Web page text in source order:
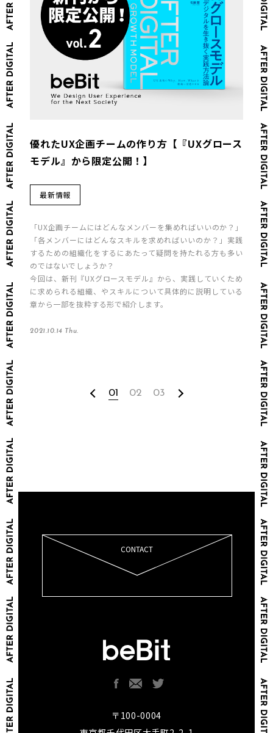
優れたUX企画チームの作り方【『UXグロース
モデル』から限定公開！】
最新情報
「UX企画チームにはどんなメンバーを集めればいいのか？」
「各メンバーにはどんなスキルを求めればいいのか？」実践
するための組織化をするにあたって疑問を持たれる方も多い
のではないでしょうか？
今回は、新刊『UXグロースモデル』から、実践していくため
に求められる組織、やスキルについて具体的に説明している
章から一部を抜粋する形で紹介します。
2021.10.14 Thu.
01 02 03
CONTACT
〒100-0004